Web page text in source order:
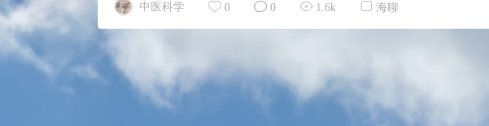
中医科学 0 0 1.6k 海聊